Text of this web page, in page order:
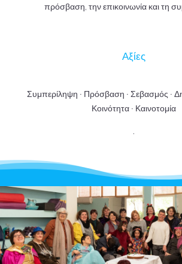
πρόσβαση, την επικοινωνία και τη
Αξίες
Συμπερίληψη · Πρόσβαση · Σεβασμός ·
Κοινότητα · Καινοτομία
.